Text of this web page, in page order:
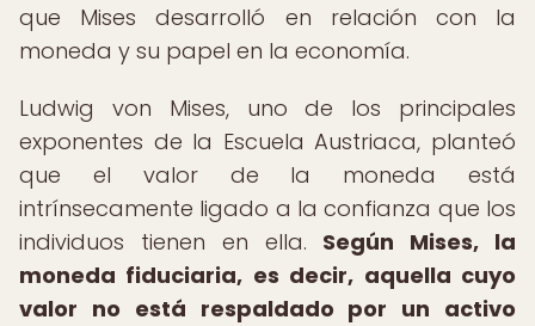
que Mises desarrolló en relación con la
moneda y su papel en la economía.
Ludwig von Mises, uno de los principales
exponentes de la Escuela Austriaca, planteó
que el valor de la moneda está
intrínsecamente ligado a la confianza que los
individuos tienen en ella. Según Mises, la
moneda fiduciaria, es decir, aquella cuyo
valor no está respaldado por un activo